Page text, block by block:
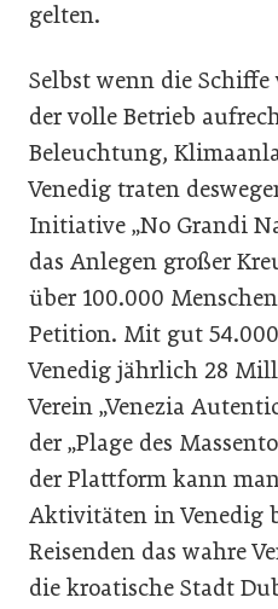
gelten.
Selbst wenn die
der volle Betrieb
Beleuchtung,
Venedig traten
Initiative „No Grandi
das Anlegen großer
über 100.000
Petition. Mit gut
Venedig jährlich 28
Verein „Venezia
der „Plage des
der Plattform kann
Aktivitäten in Venedig
Reisenden das wahre
die kroatische Stadt